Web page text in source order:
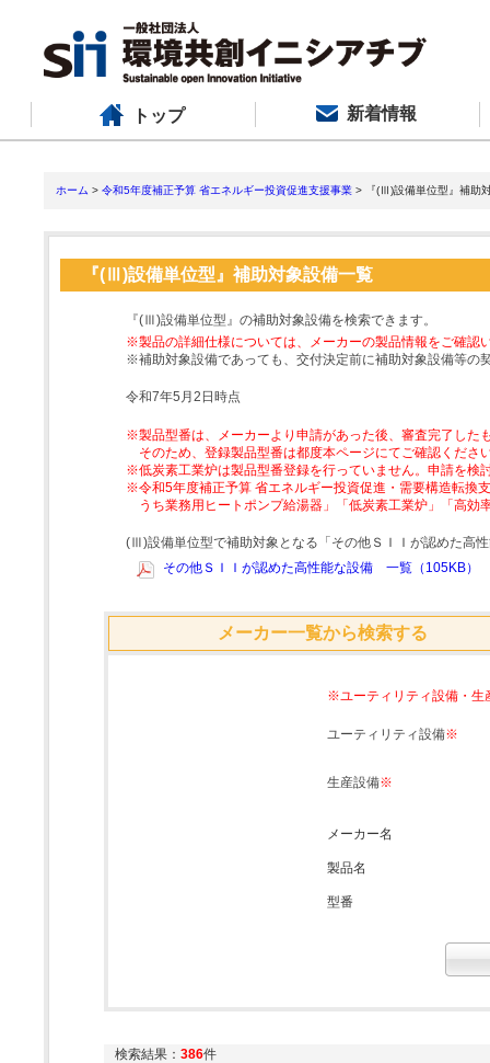
トップ 新着情報
ホーム > 令和5年度補正予算 省エネルギー投資促進支援事業 > 『(Ⅲ)設備単位型』補助
『(Ⅲ)設備単位型』補助対象設備一覧
『(Ⅲ)設備単位型』の補助対象設備を検索できます。
※製品の詳細仕様については、メーカーの製品情報をご確認
※補助対象設備であっても、交付決定前に補助対象設備等の
令和7年5月2日時点
※製品型番は、メーカーより申請があった後、審査完了した
そのため、登録製品型番は都度本ページにてご確認くださ
※低炭素工業炉は製品型番登録を行っていません。申請を検
※令和5年度補正予算 省エネルギー投資促進・需要構造転換
うち業務用ヒートポンプ給湯器」「低炭素工業炉」「高
(Ⅲ)設備単位型で補助対象となる「その他ＳＩＩが認めた高
その他ＳＩＩが認めた高性能な設備 一覧（105KB）
メーカー一覧から検索する
※ユーティリティ設備・生
ユーティリティ設備※
生産設備※
メーカー名
製品名
型番
検索結果： 386件